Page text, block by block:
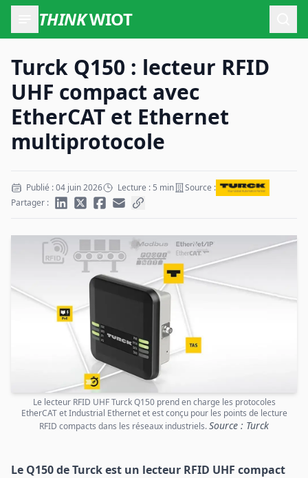
THINKWIOT
Turck Q150 : lecteur RFID
UHF compact avec
EtherCAT et Ethernet
multiprotocole
Publié : 04 juin 2026 Lecture : 5 min
Source :
Partager :
Le lecteur RFID UHF Turck Q150 prend en charge les protocoles
EtherCAT et Industrial Ethernet et est conçu pour les points de lecture
RFID compacts dans les réseaux industriels.Source : Turck
Le Q150 de Turck est un lecteur RFID UHF compact